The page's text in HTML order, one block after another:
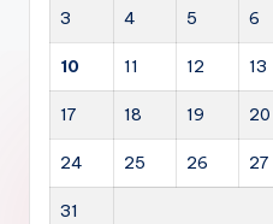
3 4 5 6
10 11 12 13
17 18 19 20
24 25 26 27
31